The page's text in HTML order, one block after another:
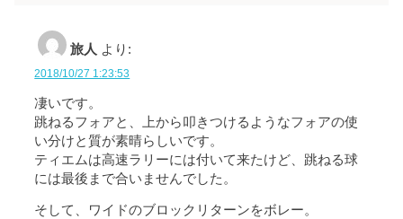
旅人 より:
2018/10/27 1:23:53
凄いです。
跳ねるフォアと、上から叩きつけるようなフォアの使
い分けと質が素晴らしいです。
ティエムは高速ラリーには付いて来たけど、跳ねる球
には最後まで合いませんでした。
そして、ワイドのブロックリターンをボレー。